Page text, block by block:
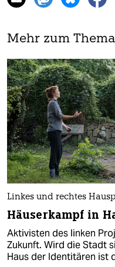
Mehr zum Thema
Linkes und rechtes
Häuserkampf in
Aktivisten des linken
Zukunft. Wird die Stadt
Haus der Identitären ist